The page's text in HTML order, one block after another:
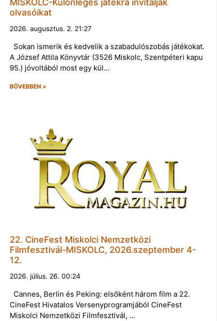
MISKOLC-Különleges játékra invitálják
olvasóikat
2026. augusztus. 2. 21:27
Sokan ismerik és kedvelik a szabadulószobás játékokat.
A József Attila Könyvtár (3526 Miskolc, Szentpéteri kapu
95.) jóvoltából most egy kül…
BŐVEBBEN »
22. CineFest Miskolci Nemzetközi
Filmfesztivál-MISKOLC, 2026.szeptember 4-
12.
2026. július. 26. 00:24
Cannes, Berlin és Peking: elsőként három film a 22.
CineFest Hivatalos Versenyprogramjából CineFest
Miskolci Nemzetközi Filmfesztivál, …